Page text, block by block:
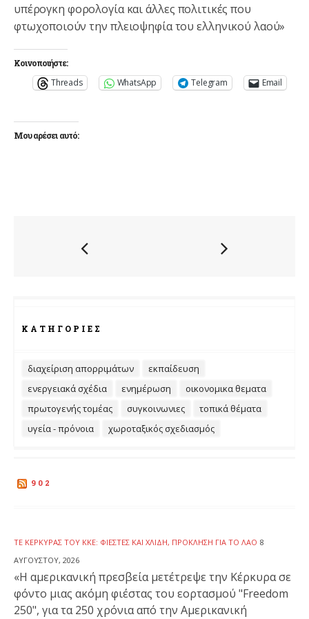
υπέρογκη φορολογία και άλλες πολιτικές που
φτωχοποιούν την πλειοψηφία του ελληνικού λαού»
Κοινοποιήστε:
Threads WhatsApp Telegram Email
Μου αρέσει αυτό:
ΚΑΤΗΓΟΡΊΕΣ
διαχείριση απορριμάτων
εκπαίδευση
ενεργειακά σχέδια
ενημέρωση
οικονομικα θεματα
πρωτογενής τομέας
συγκοινωνιες
τοπικά θέματα
υγεία - πρόνοια
χωροταξικός σχεδιασμός
902
ΤΕ ΚΈΡΚΥΡΑΣ ΤΟΥ ΚΚΕ: ΦΙΈΣΤΕΣ ΚΑΙ ΧΛΙΔΉ, ΠΡΌΚΛΗΣΗ ΓΙΑ ΤΟ ΛΑΌ 8
ΑΥΓΟΎΣΤΟΥ, 2026
«Η αμερικανική πρεσβεία μετέτρεψε την Κέρκυρα σε
φόντο μιας ακόμη φιέστας του εορτασμού "Freedom
250", για τα 250 χρόνια από την Αμερικανική